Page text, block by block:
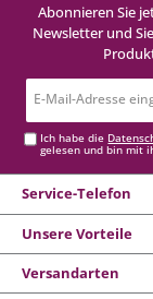
Abonnieren Sie
Newsletter und
Ich habe die
gelesen und bin mit
Service-Telefon
Unsere Vorteile
Versandarten